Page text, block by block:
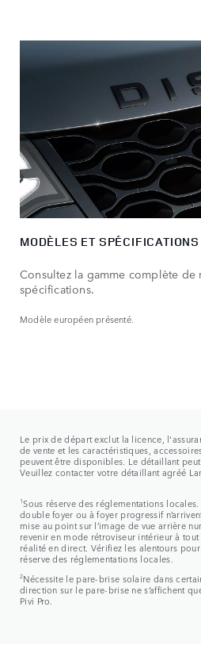
MODÈLES ET SPÉCIFICATIONS
Consultez la gamme complète de
spécifications.
Modèle européen présenté.
Le prix de départ exclut la licence,
de vente et les caractéristiques,
peuvent être disponibles. Le détaillant
Veuillez contacter votre détaillant agréé
1Sous réserve des réglementations
double foyer ou à foyer progressif
mise au point sur l’image de vue arrière
revenir en mode rétroviseur intérieur à tout
réalité en direct. Vérifiez les alentours
réserve des réglementations locales.
2Nécessite le pare-brise solaire dans
direction sur le pare-brise ne s’affichent
Pivi Pro.